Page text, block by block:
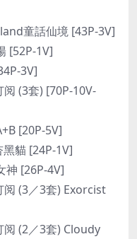
童話仙境 [43P-3V]
[52P-1V]
3V]
阅 (3套) [70P-10V-
[20P-5V]
貓 [24P-1V]
神 [26P-4V]
阅 (3／3套) Exorcist
阅 (2／3套) Cloudy